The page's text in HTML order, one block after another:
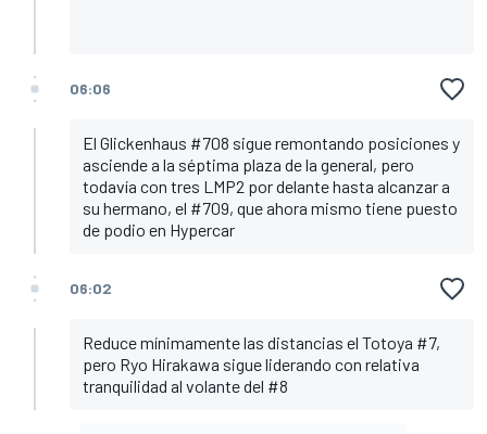
06:06
El Glickenhaus #708 sigue remontando posiciones y
asciende a la séptima plaza de la general, pero
todavía con tres LMP2 por delante hasta alcanzar a
su hermano, el #709, que ahora mismo tiene puesto
de podio en Hypercar
06:02
Reduce mínimamente las distancias el Totoya #7,
pero Ryo Hirakawa sigue liderando con relativa
tranquilidad al volante del #8